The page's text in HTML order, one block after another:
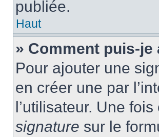
publiée.
Haut
» Comment puis-
Pour ajouter une
en créer une par
l’utilisateur. Une
signature sur le